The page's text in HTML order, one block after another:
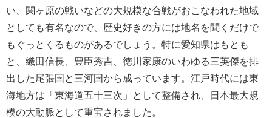
い、関ヶ原の戦いなどの大規模な合戦がおこなわれた地域
としても有名なので、歴史好きの方には地名を聞くだけで
もぐっとくるものがあるでしょう。特に愛知県はもとも
と、織田信長、豊臣秀吉、徳川家康のいわゆる三英傑を排
出した尾張国と三河国から成っています。江戸時代には東
海地方は「東海道五十三次」として整備され、日本最大規
模の大動脈として重宝されました。